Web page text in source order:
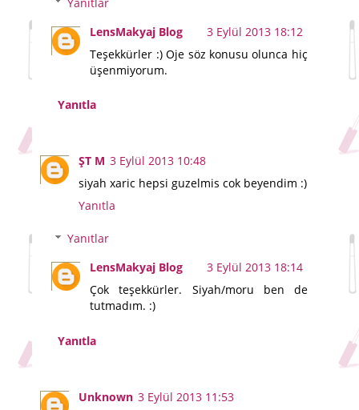
LensMakyaj Blog
3 Eylül 2013 18:12
Teşekkürler :) Oje söz konusu olunca hiç
üşenmiyorum.
Yanıtla
ŞT M 3 Eylül 2013 10:48
siyah xaric hepsi guzelmis cok beyendim :)
Yanıtla
Yanıtlar
LensMakyaj Blog
3 Eylül 2013 18:14
Çok teşekkürler. Siyah/moru ben de
tutmadım. :)
Yanıtla
Unknown 3 Eylül 2013 11:53